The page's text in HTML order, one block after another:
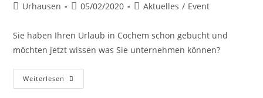
Urhausen 05/02/2020 Aktuelles / Event
Sie haben Ihren Urlaub in Cochem schon gebucht und
möchten jetzt wissen was Sie unternehmen können?
Weiterlesen